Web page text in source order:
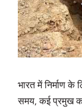
भारत में निर्माण
समय, कई प्रमुख